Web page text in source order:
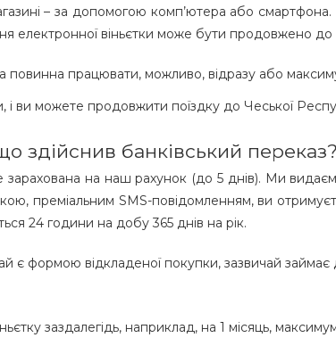
– за допомогою комп’ютера або
електронної віньєтки може бути продовжено до
працювати, можливо, відразу або
і ви можете продовжити поїздку до Чеської
здійснив банківський переказ?
на наш рахунок (до 5 днів). Ми
преміальним SMS-повідомленням, ви
24 години на добу 365 днів на рік.
є формою відкладеної покупки, зазвичай займає
заздалегідь, наприклад, на 1 місяць,